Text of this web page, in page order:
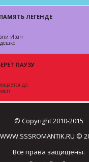
ЛЕГЕНДЕ
Иван
ПАУЗУ
до
© Copyright 2010-2015
WWW.SSSROMANTIK.RU ©
Все права защищены.